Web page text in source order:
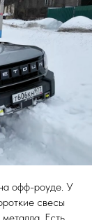
офф-роуде. У
свесы